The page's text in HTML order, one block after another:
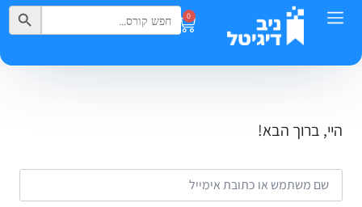
0
Search
for:
Search Button
היי, ברוך הבא!